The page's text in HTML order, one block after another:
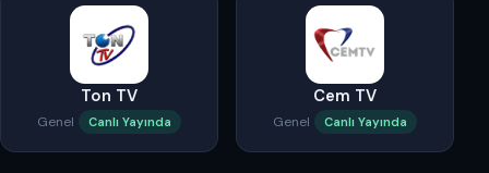
Ton TV
Genel Canlı Yayında
Cem TV
Genel Canlı Yayında